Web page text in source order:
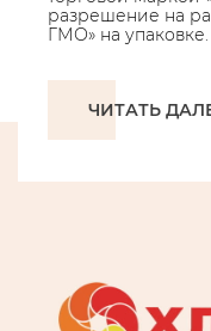
разрешение на
ГМО» на упаковке.
ЧИТАТЬ